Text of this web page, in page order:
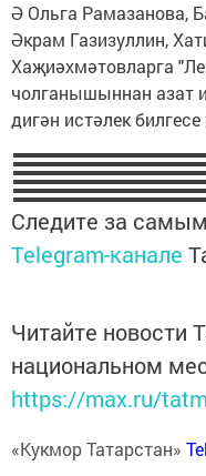
Ә Ольга Рамазанова,
Әкрам Газизуллин,
Хаҗиәхмәтовларга
чолганышыннан азат
дигән истәлек
Следите за
Telegram-канале
Читайте новости
национальном
https://max.ru/
«Кукмор Татарстан»